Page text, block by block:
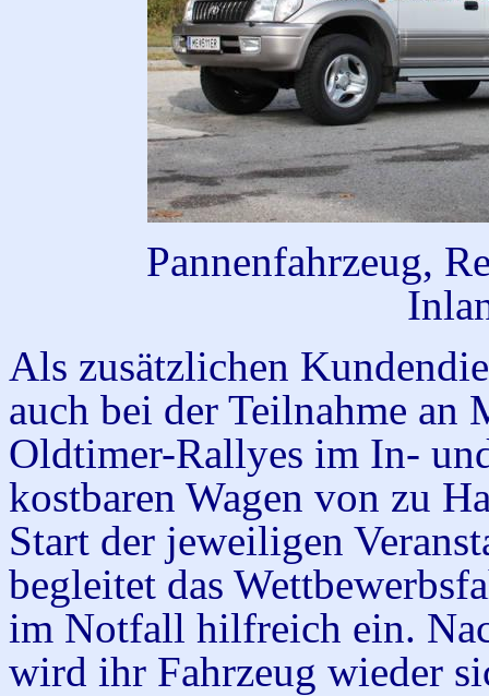
Pannenfahrzeug,
Als zusätzlichen
auch bei der Teilnahme an
Oldtimer-Rallyes im In-
kostbaren Wagen von zu
Start der jeweiligen
begleitet das
im Notfall hilfreich ein.
wird ihr Fahrzeug wieder